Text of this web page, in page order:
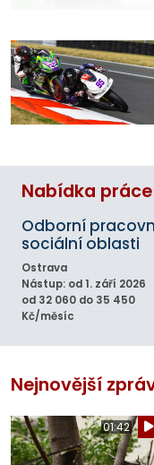
Nabídka
Odborní
sociální oblasti
Ostrava
Nástup: od 1. září 2026
od 32 060 do 35 450
Kč/měsíc
Nejnovější
01:42